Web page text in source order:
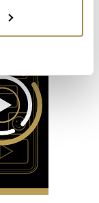
Lage
genau sein
identifizieren
Daten
im
zu
anbieten